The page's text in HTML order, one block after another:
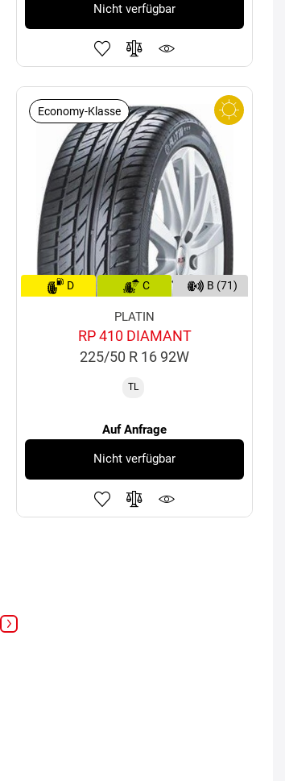
Nicht verfügbar
Economy-Klasse
D C B (71)
PLATIN
RP 410 DIAMANT
225/50 R 16 92W
TL
Auf Anfrage
Nicht verfügbar